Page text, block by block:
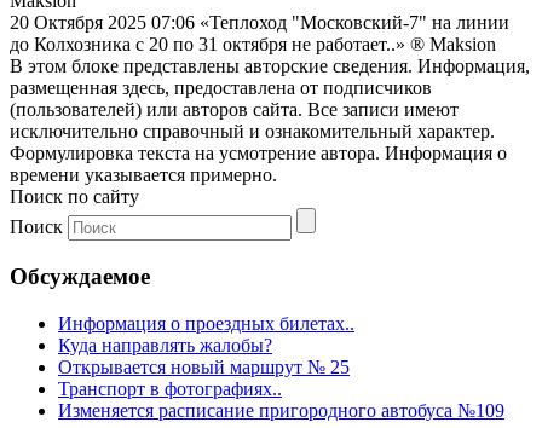
20 Октября 2025 07:06 «Теплоход "Московский-7" на линии
до Колхозника с 20 по 31 октября не работает..» ® Maksion
В этом блоке представлены авторские сведения. Информация,
размещенная здесь, предоставлена от подписчиков
(пользователей) или авторов сайта. Все записи имеют
исключительно справочный и ознакомительный характер.
Формулировка текста на усмотрение автора. Информация о
времени указывается примерно.
Поиск по сайту
Поиск
Обсуждаемое
Информация о проездных билетах..
Куда направлять жалобы?
Открывается новый маршрут № 25
Транспорт в фотографиях..
Изменяется расписание пригородного автобуса №109